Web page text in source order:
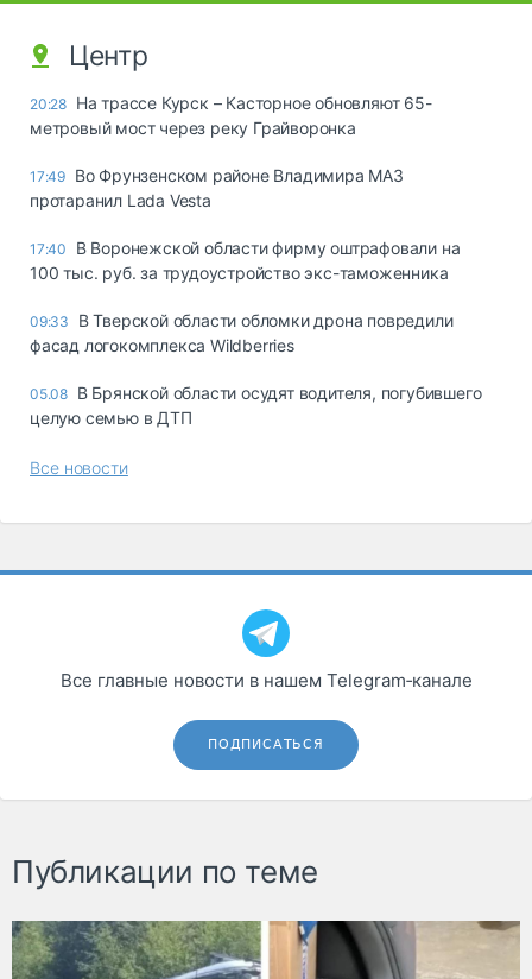
Центр
20:28 На трассе Курск – Касторное обновляют 65-
метровый мост через реку Грайворонка
17:49 Во Фрунзенском районе Владимира МАЗ
протаранил Lada Vesta
17:40
В Воронежской области фирму оштрафовали на
100 тыс. руб. за трудоустройство экс-таможенника
09:33
В Тверской области обломки дрона повредили
фасад логокомплекса Wildberries
05.08 В Брянской области осудят водителя, погубившего
целую семью в ДТП
Все новости
Все главные новости в нашем Telegram‑канале
ПОДПИСАТЬСЯ
Публикации по теме